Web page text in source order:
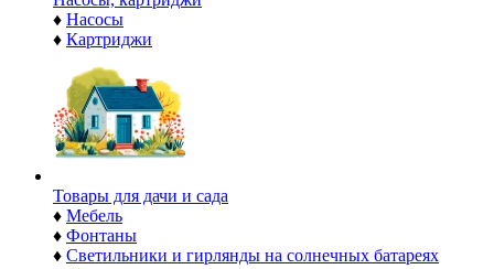
♦ Насосы
♦ Картриджи
Товары для дачи и сада
♦ Мебель
♦ Фонтаны
♦ Светильники и гирлянды на солнечных батареях